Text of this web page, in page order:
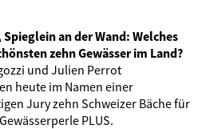
an der Wand: Welches
zehn Gewässer im Land?
und Julien Perrot
heute im Namen einer
Jury zehn Schweizer Bäche für
PLUS.